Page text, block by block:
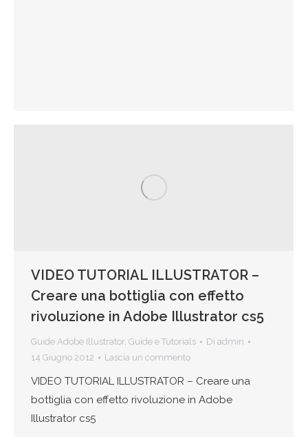
VIDEO TUTORIAL ILLUSTRATOR –
Creare una bottiglia con effetto
rivoluzione in Adobe Illustrator cs5
Guide Adobe Illustrator, Guide e Tutorials Di admin
14 Giugno 2012
Lascia un commento
VIDEO TUTORIAL ILLUSTRATOR – Creare una
bottiglia con effetto rivoluzione in Adobe
Illustrator cs5